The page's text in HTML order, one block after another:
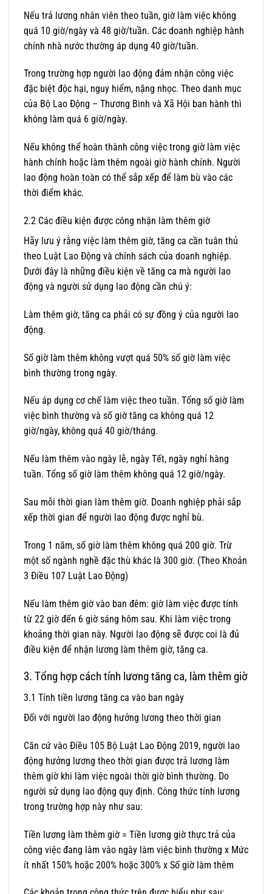
Nếu trả lương nhân viên theo tuần, giờ làm việc không
quá 10 giờ/ngày và 48 giờ/tuần. Các doanh nghiệp hành
chính nhà nước thường áp dụng 40 giờ/tuần.
Trong trường hợp người lao động đảm nhận công việc
đặc biệt độc hại, nguy hiểm, nặng nhọc. Theo danh mục
của Bộ Lao Động – Thương Binh và Xã Hội ban hành thì
không làm quá 6 giờ/ngày.
Nếu không thể hoàn thành công việc trong giờ làm việc
hành chính hoặc làm thêm ngoài giờ hành chính. Người
lao động hoàn toàn có thể sắp xếp để làm bù vào các
thời điểm khác.
2.2 Các điều kiện được công nhận làm thêm giờ
Hãy lưu ý rằng việc làm thêm giờ, tăng ca cần tuân thủ
theo Luật Lao Động và chính sách của doanh nghiệp.
Dưới đây là những điều kiện về tăng ca mà người lao
động và người sử dụng lao động cần chú ý:
Làm thêm giờ, tăng ca phải có sự đồng ý của người lao
động.
Số giờ làm thêm không vượt quá 50% số giờ làm việc
bình thường trong ngày.
Nếu áp dụng cơ chế làm việc theo tuần. Tổng số giờ làm
việc bình thường và số giờ tăng ca không quá 12
giờ/ngày, không quá 40 giờ/tháng.
Nếu làm thêm vào ngày lễ, ngày Tết, ngày nghỉ hàng
tuần. Tổng số giờ làm thêm không quá 12 giờ/ngày.
Sau mỗi thời gian làm thêm giờ. Doanh nghiệp phải sắp
xếp thời gian để người lao động được nghỉ bù.
Trong 1 năm, số giờ làm thêm không quá 200 giờ. Trừ
một số ngành nghề đặc thù khác là 300 giờ. (Theo Khoản
3 Điều 107 Luật Lao Động)
Nếu làm thêm giờ vào ban đêm: giờ làm việc được tính
từ 22 giờ đến 6 giờ sáng hôm sau. Khi làm việc trong
khoảng thời gian này. Người lao động sẽ được coi là đủ
điều kiện để nhận lương làm thêm giờ, tăng ca.
3. Tổng hợp cách tính lương tăng ca, làm thêm giờ
3.1 Tính tiền lương tăng ca vào ban ngày
Đối với người lao động hưởng lương theo thời gian
Căn cứ vào Điều 105 Bộ Luật Lao Động 2019, người lao
động hưởng lương theo thời gian được trả lương làm
thêm giờ khi làm việc ngoài thời giờ bình thường. Do
người sử dụng lao động quy định. Công thức tính lương
trong trường hợp này như sau:
Tiền lương làm thêm giờ = Tiền lương giờ thực trả của
công việc đang làm vào ngày làm việc bình thường x Mức
ít nhất 150% hoặc 200% hoặc 300% x Số giờ làm thêm